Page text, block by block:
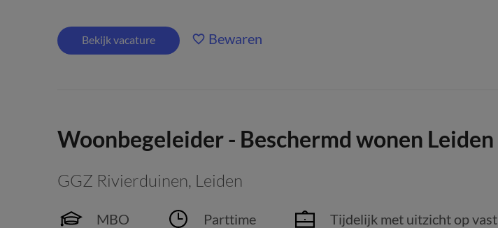
Bekijk vacature Bewaren
Woonbegeleider - Beschermd wonen Leiden
GGZ Rivierduinen, Leiden
MBO Parttime
Tijdelijk met uitzicht op vast